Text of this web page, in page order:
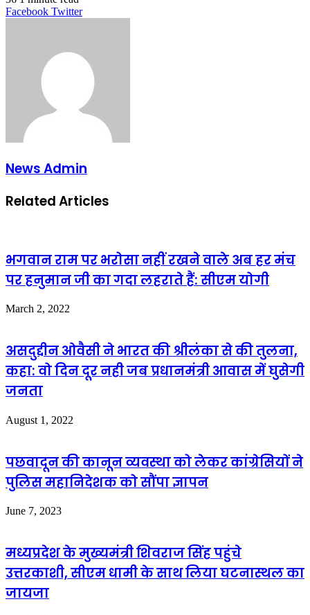
Facebook TwitterLinkedIn
Tumblr
Pinterest
Reddit
VKontakte
Share
Print
News Admin
Related Articles
भगवान राम पर भरोसा नहीं रखने वाले अब हर मंच
पर हनुमान जी का गदा लहराते हैं: सीएम योगी
March 2, 2022
असदुद्दीन ओवैसी ने भारत की श्रीलंका से की तुलना,
कहा: वो दिन दूर नही जब प्रधानमंत्री आवास में घुसेगी
जनता
August 1, 2022
पछवादून की कानून व्यवस्था को लेकर कांग्रेसियों ने
पुलिस महानिदेशक को सौंपा ज्ञापन
June 7, 2023
मध्यप्रदेश के मुख्यमंत्री शिवराज सिंह पहुंचे
उत्तरकाशी, सीएम धामी के साथ लिया घटनास्थल का
जायजा